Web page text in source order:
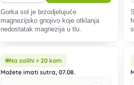
Gorka sol je brzodjelujuće
magnezijsko gnojivo koje otklanja
nedostatak magnezija u tlu.
Na zalihi > 20 kom
Možete imati sutra, 07.08.